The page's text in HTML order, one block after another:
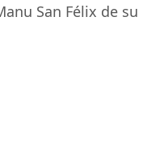
San Félix de